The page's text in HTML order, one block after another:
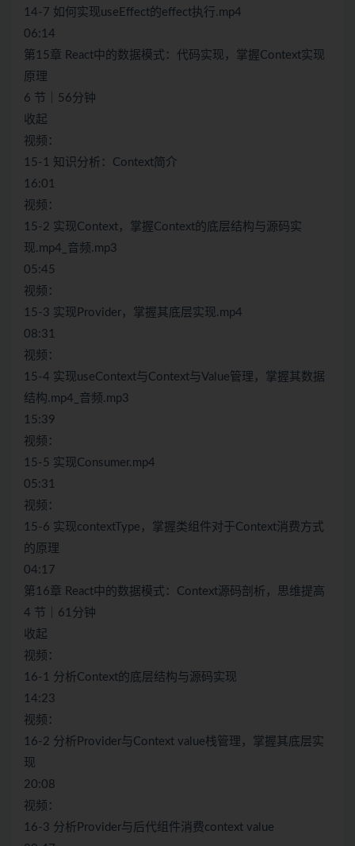
14-7 如何实现useEffect的effect执行.mp4
06:14
第15章 React中的数据模式：代码实现，掌握Context实现
原理
6 节｜56分钟
收起
视频：
15-1 知识分析：Context简介
16:01
视频：
15-2 实现Context，掌握Context的底层结构与源码实
现.mp4_音频.mp3
05:45
视频：
15-3 实现Provider，掌握其底层实现.mp4
08:31
视频：
15-4 实现useContext与Context与Value管理，掌握其数据
结构.mp4_音频.mp3
15:39
视频：
15-5 实现Consumer.mp4
05:31
视频：
15-6 实现contextType，掌握类组件对于Context消费方式
的原理
04:17
第16章 React中的数据模式：Context源码剖析，思维提高
4 节｜61分钟
收起
视频：
16-1 分析Context的底层结构与源码实现
14:23
视频：
16-2 分析Provider与Context value栈管理，掌握其底层实
现
20:08
视频：
16-3 分析Provider与后代组件消费context value